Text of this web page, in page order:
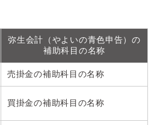
弥生会計（やよいの青色申告）の
補助科目の名称
売掛金の補助科目の名称
買掛金の補助科目の名称